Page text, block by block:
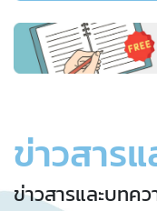
ข่าวสาร
ข่าวสารและบทค